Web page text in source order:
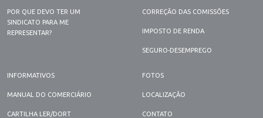
POR QUE DEVO TER UM
SINDICATO PARA ME
REPRESENTAR?
CORREÇÃO DAS COMISSÕES
IMPOSTO DE RENDA
SEGURO-DESEMPREGO
INFORMATIVOS
MANUAL DO COMERCIÁRIO
CARTILHA LER/DORT
FOTOS
LOCALIZAÇÃO
CONTATO